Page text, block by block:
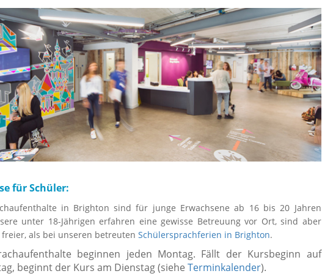
für Schüler:
in Brighton sind für junge Erwachsene ab 16 bis 20 Jahren
unter 18-Jährigen erfahren eine gewisse Betreuung vor Ort, sind aber
als bei unseren betreuten Schülersprachferien in Brighton.
beginnen jeden Montag. Fällt der Kursbeginn auf
beginnt der Kurs am Dienstag (siehe Terminkalender).